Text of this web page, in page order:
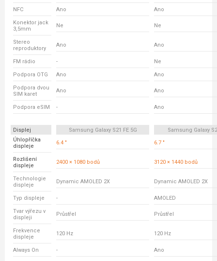
NFC Ano Ano
Konektor jack
3,5mm
Ne Ne
Stereo
reproduktory
Ano Ano
FM rádio - Ne
Podpora OTG Ano Ano
Podpora dvou
SIM karet
Ano Ano
Podpora eSIM - Ano
Displej Samsung Galaxy S21 FE 5G
Samsung Galaxy
Úhlopříčka
displeje
6.4 " 6.7 "
Rozlišení
displeje
2400 × 1080 bodů 3120 × 1440 bodů
Technologie
displeje
Dynamic AMOLED 2X Dynamic AMOLED 2X
Typ displeje - AMOLED
Tvar výřezu v
displeji
Průstřel Průstřel
Frekvence
displeje
120 Hz 120 Hz
Always On - Ano